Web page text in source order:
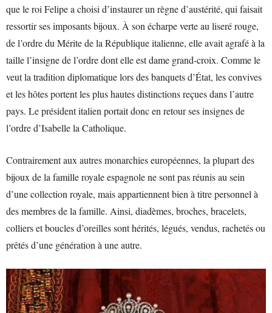
que le roi Felipe a choisi d’instaurer un règne d’austérité, qui faisait
ressortir ses imposants bijoux. À son écharpe verte au liseré rouge,
de l’ordre du Mérite de la République italienne, elle avait agrafé à la
taille l’insigne de l’ordre dont elle est dame grand-croix. Comme le
veut la tradition diplomatique lors des banquets d’État, les convives
et les hôtes portent les plus hautes distinctions reçues dans l’autre
pays. Le président italien portait donc en retour ses insignes de
l’ordre d’Isabelle la Catholique.
Contrairement aux autres monarchies européennes, la plupart des
bijoux de la famille royale espagnole ne sont pas réunis au sein
d’une collection royale, mais appartiennent bien à titre personnel à
des membres de la famille. Ainsi, diadèmes, broches, bracelets,
colliers et boucles d’oreilles sont hérités, légués, vendus, rachetés ou
prêtés d’une génération à une autre.